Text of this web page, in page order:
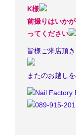
K様
前撮りはいか
ってください
皆様ご来店頂
またのお越し
Nail Factory
089-915-